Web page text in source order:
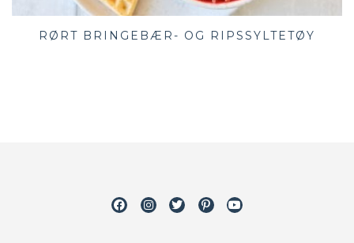
RØRT BRINGEBÆR- OG RIPSSYLTETØY
FacebookInstagram
TwitterPinterestYoutube